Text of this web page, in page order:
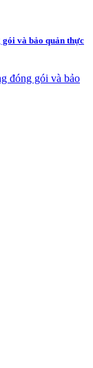
và bảo quản thực
đóng gói và bảo